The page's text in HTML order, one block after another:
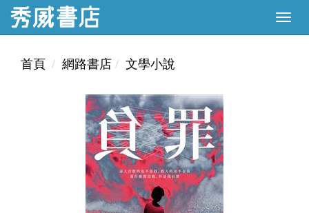
首頁 網路書店 文學小說